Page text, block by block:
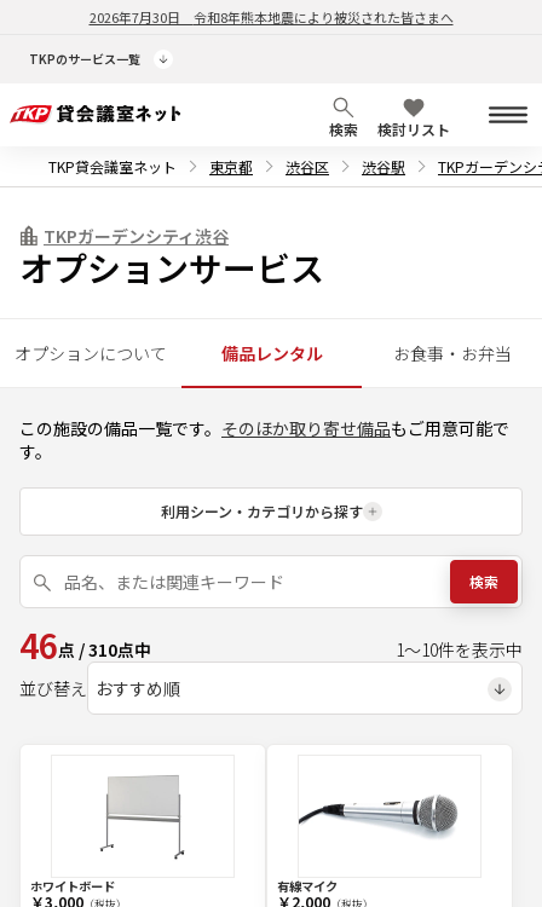
2026年7月30日 令和8年熊本地震により被災された皆さまへ
TKPのサービス一覧
検索
検討リスト
TKP貸会議室ネット
東京都 渋谷区 渋谷駅 TKPガーデンシ
TKPガーデンシティ渋谷
オプションサービス
オプションについて 備品レンタル お食事・お弁当
この施設の備品一覧です。 そのほか取り寄せ備品もご用意可能で
す。
利用シーン・カテゴリから探す
検索
46点 /310点中 1～10件を表示中
並び替え
ホワイトボード
￥3,000（税抜）
有線マイク
￥2,000（税抜）